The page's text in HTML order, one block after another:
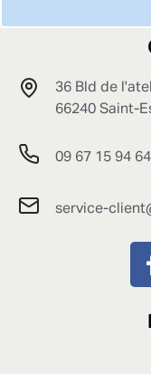
36 Bld de
66240 Saint-
09 67 15 94 64
service-